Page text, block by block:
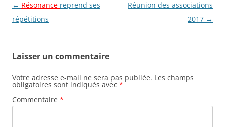
Navigation
des
← Résonance reprend ses
répétitions
Réunion des associations
2017 →
Laisser un commentaire
Votre adresse e-mail ne sera pas publiée. Les champs
obligatoires sont indiqués avec *
Commentaire *